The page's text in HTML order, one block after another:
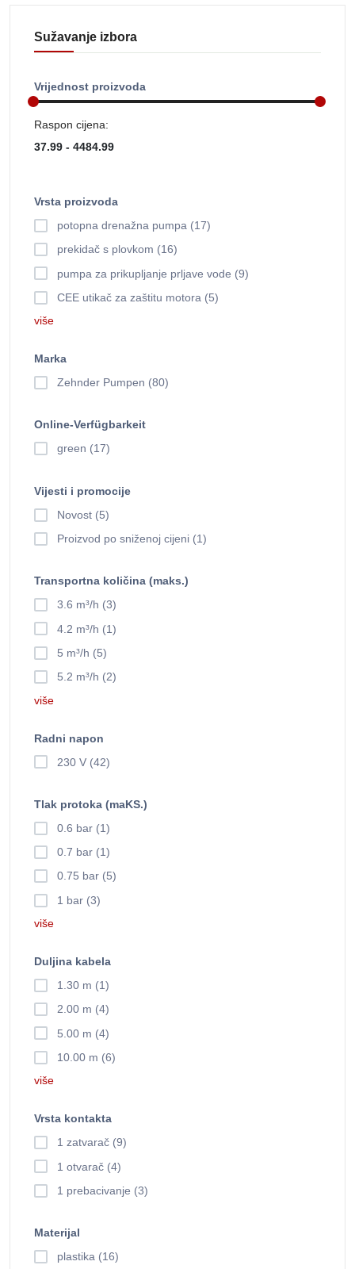
Sužavanje izbora
Vrijednost proizvoda
Raspon cijena:
Vrsta proizvoda
potopna drenažna pumpa (17)
prekidač s plovkom (16)
pumpa za prikupljanje prljave vode (9)
CEE utikač za zaštitu motora (5)
više
Marka
Zehnder Pumpen (80)
Online-Verfügbarkeit
green (17)
Vijesti i promocije
Novost (5)
Proizvod po sniženoj cijeni (1)
Transportna količina (maks.)
3.6 m³/h (3)
4.2 m³/h (1)
5 m³/h (5)
5.2 m³/h (2)
više
Radni napon
230 V (42)
Tlak protoka (maKS.)
0.6 bar (1)
0.7 bar (1)
0.75 bar (5)
1 bar (3)
više
Duljina kabela
1.30 m (1)
2.00 m (4)
5.00 m (4)
10.00 m (6)
više
Vrsta kontakta
1 zatvarač (9)
1 otvarač (4)
1 prebacivanje (3)
Materijal
plastika (16)